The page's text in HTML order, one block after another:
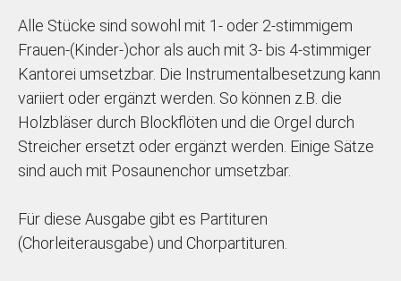
Alle Stücke sind sowohl mit 1- oder 2-stimmigem
Frauen-(Kinder-)chor als auch mit 3- bis 4-stimmiger
Kantorei umsetzbar. Die Instrumentalbesetzung kann
variiert oder ergänzt werden. So können z.B. die
Holzbläser durch Blockflöten und die Orgel durch
Streicher ersetzt oder ergänzt werden. Einige Sätze
sind auch mit Posaunenchor umsetzbar.
Für diese Ausgabe gibt es Partituren
(Chorleiterausgabe) und Chorpartituren.